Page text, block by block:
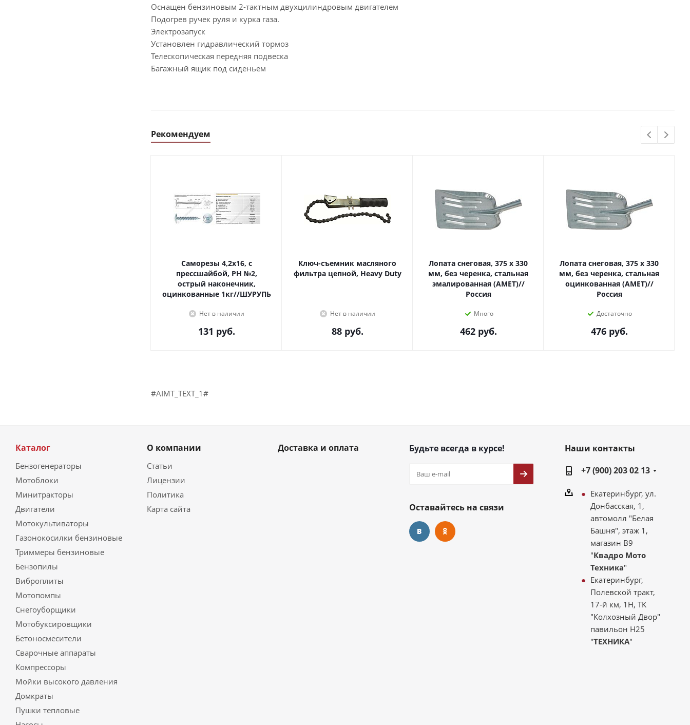
Оснащен бензиновым 2-тактным двухцилиндровым двигателем
Подогрев ручек руля и курка газа.
Электрозапуск
Установлен гидравлический тормоз
Телескопическая передняя подвеска
Багажный ящик под сиденьем
Рекомендуем
Саморезы 4,2х16, с
прессшайбой, PH №2,
острый наконечник,
оцинкованные 1кг//ШУРУПЬ
Нет в наличии
131 руб.
Ключ-съемник масляного
фильтра цепной, Heavy Duty
Нет в наличии
88руб.
Лопата снеговая, 375 х 330
мм, без черенка, стальная
эмалированная (АМЕТ)//
Россия
Много
462руб.
Лопата снеговая, 375 х 330
мм, без черенка, стальная
оцинкованная (АМЕТ)//
Россия
Достаточно
476руб.
#AIMT_TEXT_1#
Каталог
Бензогенераторы
Мотоблоки
Минитракторы
Двигатели
Мотокультиваторы
Газонокосилки бензиновые
Триммеры бензиновые
Бензопилы
Виброплиты
Мотопомпы
Снегоуборщики
Мотобуксировщики
Бетоносмесители
Сварочные аппараты
Компрессоры
Мойки высокого давления
Домкраты
Пушки тепловые
О компании
Статьи
Лицензии
Политика
Карта сайта
Доставка и оплата Будьте всегда в курсе!
Оставайтесь на связи
Наши контакты
+7 (900) 203 02 13
Екатеринбург, ул.
Донбасская, 1,
автомолл "Белая
Башня", этаж 1,
магазин В9
"Квадро Мото
Техника"
Екатеринбург,
Полевской тракт,
17-й км, 1Н, ТК
"Колхозный Двор"
павильон Н25
"ТЕХНИКА"